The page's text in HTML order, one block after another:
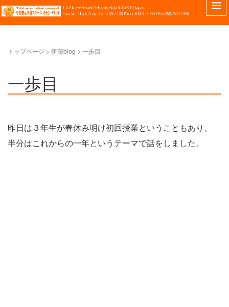
トップページ > 伊藤blog > 一歩目
一歩目
昨日は３年生が春休み明け初回授業ということもあり、
半分はこれからの一年というテーマで話をしました。